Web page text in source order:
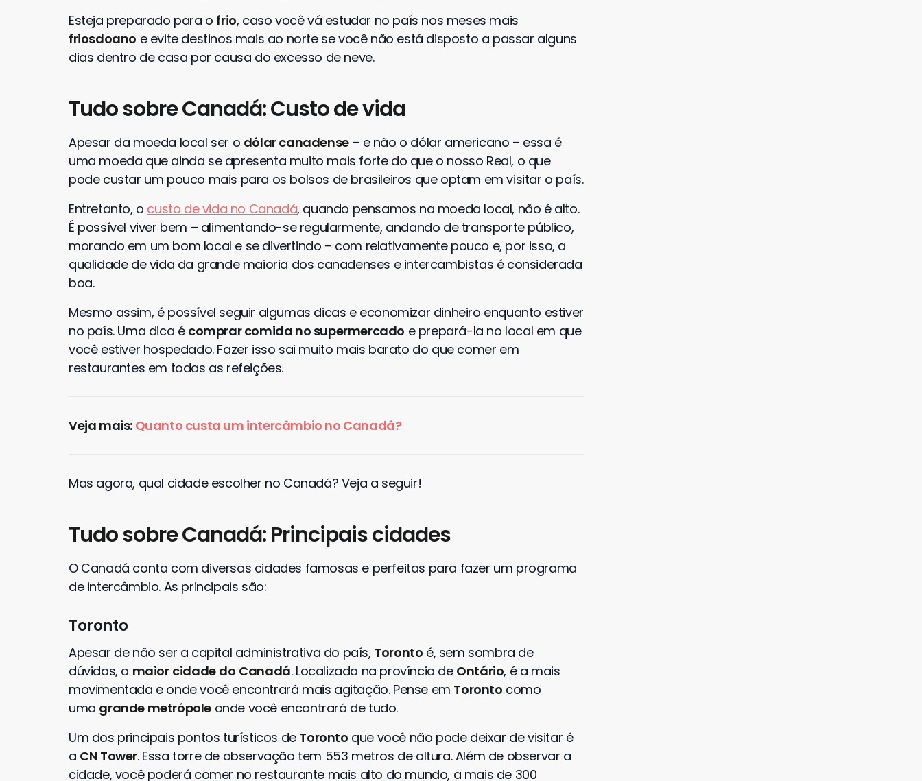
Esteja preparado para o frio, caso você vá estudar no país nos meses mais
friosdoano e evite destinos mais ao norte se você não está disposto a passar alguns
dias dentro de casa por causa do excesso de neve.
Tudo sobre Canadá: Custo de vida
Apesar da moeda local ser o dólar canadense– e não o dólar americano – essa é
uma moeda que ainda se apresenta muito mais forte do que o nosso Real, o que
pode custar um pouco mais para os bolsos de brasileiros que optam em visitar o país.
Entretanto, o custo de vida no Canadá, quando pensamos na moeda local, não é alto.
É possível viver bem – alimentando-se regularmente, andando de transporte público,
morando em um bom local e se divertindo – com relativamente pouco e, por isso, a
qualidade de vida da grande maioria dos canadenses e intercambistas é considerada
boa.
Mesmo assim, é possível seguir algumas dicas e economizar dinheiro enquanto estiver
no país. Uma dica é comprar comida no supermercado e prepará-la no local em que
você estiver hospedado. Fazer isso sai muito mais barato do que comer em
restaurantes em todas as refeições.
Veja mais: Quanto custa um intercâmbio no Canadá?
Mas agora, qual cidade escolher no Canadá? Veja a seguir!
Tudo sobre Canadá: Principais cidades
O Canadá conta com diversas cidades famosas e perfeitas para fazer um programa
de intercâmbio. As principais são:
Toronto
Apesar de não ser a capital administrativa do país, Toronto é, sem sombra de
dúvidas, a maior cidade do Canadá. Localizada na província de Ontário, é a mais
movimentada e onde você encontrará mais agitação. Pense em Toronto como
uma grande metrópole onde você encontrará de tudo.
Um dos principais pontos turísticos de Toronto que você não pode deixar de visitar é
a CN Tower. Essa torre de observação tem 553 metros de altura. Além de observar a
cidade, você poderá comer no restaurante mais alto do mundo, a mais de 300